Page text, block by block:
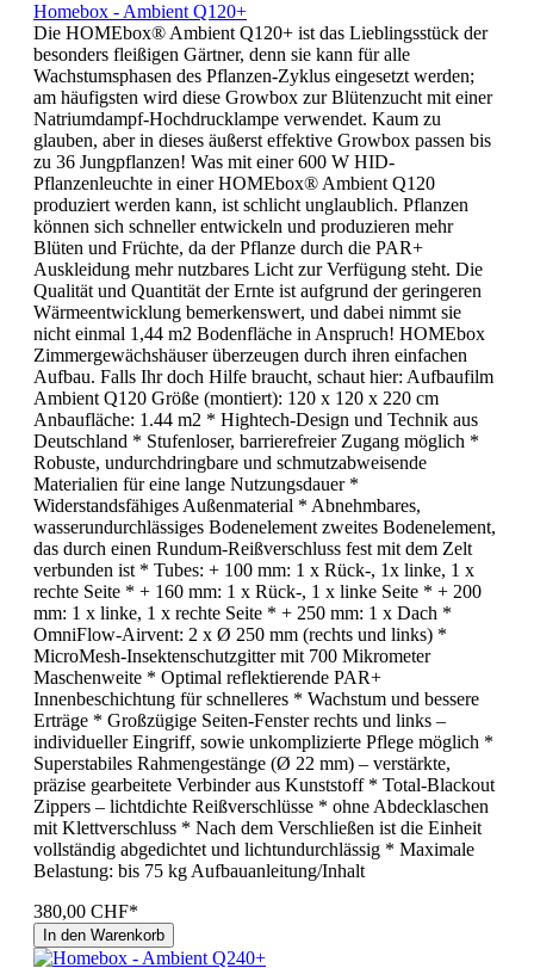
Homebox - Ambient Q120+
Die HOMEbox® Ambient Q120+ ist das Lieblingsstück der
besonders fleißigen Gärtner, denn sie kann für alle
Wachstumsphasen des Pflanzen-Zyklus eingesetzt werden;
am häufigsten wird diese Growbox zur Blütenzucht mit einer
Natriumdampf-Hochdrucklampe verwendet. Kaum zu
glauben, aber in dieses äußerst effektive Growbox passen bis
zu 36 Jungpflanzen! Was mit einer 600 W HID-
Pflanzenleuchte in einer HOMEbox® Ambient Q120
produziert werden kann, ist schlicht unglaublich. Pflanzen
können sich schneller entwickeln und produzieren mehr
Blüten und Früchte, da der Pflanze durch die PAR+
Auskleidung mehr nutzbares Licht zur Verfügung steht. Die
Qualität und Quantität der Ernte ist aufgrund der geringeren
Wärmeentwicklung bemerkenswert, und dabei nimmt sie
nicht einmal 1,44 m2 Bodenfläche in Anspruch! HOMEbox
Zimmergewächshäuser überzeugen durch ihren einfachen
Aufbau. Falls Ihr doch Hilfe braucht, schaut hier: Aufbaufilm
Ambient Q120 Größe (montiert): 120 x 120 x 220 cm
Anbaufläche: 1.44 m2 * Hightech-Design und Technik aus
Deutschland * Stufenloser, barrierefreier Zugang möglich *
Robuste, undurchdringbare und schmutzabweisende
Materialien für eine lange Nutzungsdauer *
Widerstandsfähiges Außenmaterial * Abnehmbares,
wasserundurchlässiges Bodenelement zweites Bodenelement,
das durch einen Rundum-Reißverschluss fest mit dem Zelt
verbunden ist * Tubes: + 100 mm: 1 x Rück-, 1x linke, 1 x
rechte Seite * + 160 mm: 1 x Rück-, 1 x linke Seite * + 200
mm: 1 x linke, 1 x rechte Seite * + 250 mm: 1 x Dach *
OmniFlow-Airvent: 2 x Ø 250 mm (rechts und links) *
MicroMesh-Insektenschutzgitter mit 700 Mikrometer
Maschenweite * Optimal reflektierende PAR+
Innenbeschichtung für schnelleres * Wachstum und bessere
Erträge * Großzügige Seiten-Fenster rechts und links –
individueller Eingriff, sowie unkomplizierte Pflege möglich *
Superstabiles Rahmengestänge (Ø 22 mm) – verstärkte,
präzise gearbeitete Verbinder aus Kunststoff * Total-Blackout
Zippers – lichtdichte Reißverschlüsse * ohne Abdecklaschen
mit Klettverschluss * Nach dem Verschließen ist die Einheit
vollständig abgedichtet und lichtundurchlässig * Maximale
Belastung: bis 75 kg Aufbauanleitung/Inhalt
380,00 CHF*
In den Warenkorb